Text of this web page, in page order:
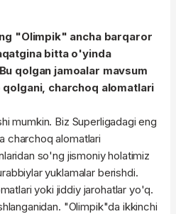
"Olimpik" ancha barqaror
bitta o'yinda
qolgan jamoalar mavsum
charchoq alomatlari
mumkin. Biz Superligadagi eng
charchoq alomatlari
so'ng jismoniy holatimiz
yuklamalar berishdi.
yoki jiddiy jarohatlar yo'q.
"Olimpik"da ikkinchi